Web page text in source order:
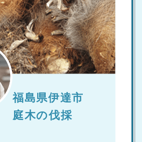
福島県伊達市
庭木の伐採